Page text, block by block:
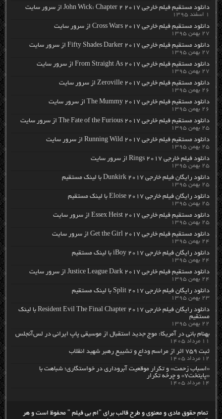
دانلود مستقیم فیلم خارجی John Wick: Chapter 2 2017 از سرور سایت
۱ اسفند ۱۳۹۵
دانلود مستقیم فیلم خارجی Cross Wars 2017 از سرور سایت
۲۷ بهمن ۱۳۹۵
دانلود مستقیم فیلم خارجی Fifty Shades Darker 2017 از سرور سایت
۲۷ بهمن ۱۳۹۵
دانلود مستقیم فیلم خارجی From Straight As 2017 از سرور سایت
۲۷ بهمن ۱۳۹۵
دانلود مستقیم فیلم خارجی Zeroville 2017 از سرور سایت
۲۶ بهمن ۱۳۹۵
دانلود مستقیم فیلم خارجی The Mummy 2017 از سرور سایت
۲۶ بهمن ۱۳۹۵
دانلود مستقیم فیلم خارجی The Fate of the Furious 2017 از سرور سایت
۲۵ بهمن ۱۳۹۵
دانلود مستقیم فیلم خارجی Running Wild 2017 از سرور سایت
۲۵ بهمن ۱۳۹۵
دانلود فیلم خارجی Rings 2017 از سرور سایت
۲۵ بهمن ۱۳۹۵
دانلود رایگان فیلم خارجی Dunkirk 2017 با لینک مستقیم
۲۵ بهمن ۱۳۹۵
دانلود رایگان فیلم خارجی Eloise 2017 با لینک مستقیم
۲۵ بهمن ۱۳۹۵
دانلود مستقیم فیلم خارجی Essex Heist 2017 از سرور سایت
۲۵ بهمن ۱۳۹۵
دانلود مستقیم فیلم خارجی Get the Girl 2017 از سرور سایت
۲۴ بهمن ۱۳۹۵
دانلود رایگان فیلم خارجی iBoy 2017 با لینک مستقیم
۲۴ بهمن ۱۳۹۵
دانلود مستقیم فیلم خارجی Justice League Dark 2017 از سرور سایت
۲۴ بهمن ۱۳۹۵
دانلود رایگان فیلم خارجی Split 2017 با لینک مستقیم
۲۳ بهمن ۱۳۹۵
دانلود رایگان فیلم خارجی Resident Evil The Final Chapter 2017 با لینک
مستقیم
۲۲ بهمن ۱۳۹۵
بهنام بانی در آمریکا: موج جدید استقبال از موسیقی پاپ ایرانی در لس‌آنجلس
۱۱ مرداد ۱۴۰۵
ثبت ۷۵۹ اثر از مراسم وداع و تشییع رهبر شهید انقلاب
۱۲ مرداد ۱۴۰۵
«اسباب زحمت» و تکرار موقعیت آبروداری در خواستگاری؛ شباهت با
«پایتخت۷» و چرخه تکرار
۱۴ مرداد ۱۴۰۵
تمام حقوق مادی و معنوی و طرح قالب برای "ام بی فیلم " محفوظ است و هر